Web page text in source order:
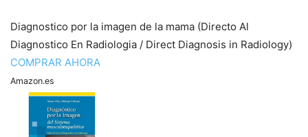
Diagnostico por la imagen de la mama (Directo Al
Diagnostico En Radiologia / Direct Diagnosis in Radiology)
COMPRAR AHORA
Amazon.es